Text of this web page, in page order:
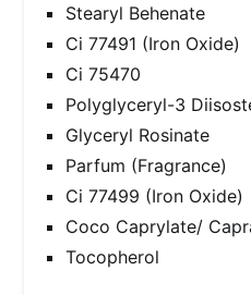
Stearyl Behenate
Ci 77491 (Iron Oxide)
Ci 75470
Polyglyceryl-3
Glyceryl Rosinate
Parfum (Fragrance)
Ci 77499 (Iron Oxide)
Coco Caprylate/
Tocopherol